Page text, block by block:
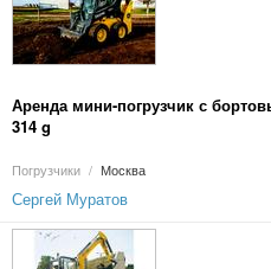
Аренда мини-погрузчик с
314 g
Погрузчики / Москва
Сергей Муратов